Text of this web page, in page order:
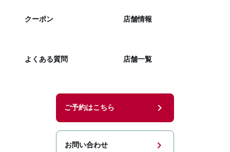
クーポン 店舗情報
よくある質問 店舗一覧
ご予約はこちら chevron_right
お問い合わせ chevron_right